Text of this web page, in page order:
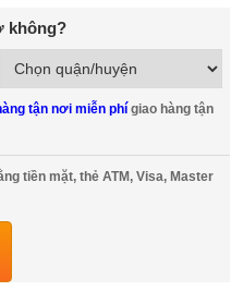
không?
tận nơi miễn phí giao hàng tận
tiền mặt, thẻ ATM, Visa, Master